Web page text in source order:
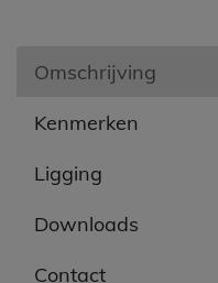
Omschrijving
Kenmerken
Ligging
Downloads
Contact